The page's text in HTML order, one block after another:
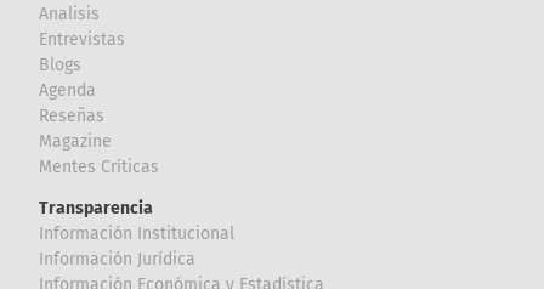
Analisis
Entrevistas
Blogs
Agenda
Reseñas
Magazine
Mentes Críticas
Transparencia
Información Institucional
Información Jurídica
Información Económica y Estadística